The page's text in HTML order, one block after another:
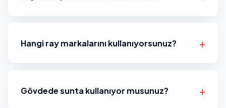
Hangi ray markalarını kullanıyorsunuz?
Gövdede sunta kullanıyor musunuz?